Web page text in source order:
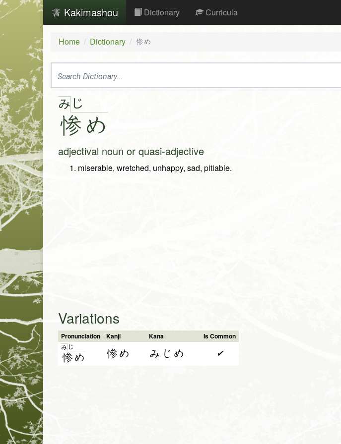
Kakimashou Dictionary Curricula
Home Dictionary 惨め
み じ
惨 め
adjectival noun or quasi-adjective
miserable, wretched, unhappy, sad, pitiable.
Variations
Pronunciation Kanji Kana Is Common
み じ
惨め 惨め みじめ ✔